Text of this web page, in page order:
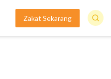
Zakat Sekarang